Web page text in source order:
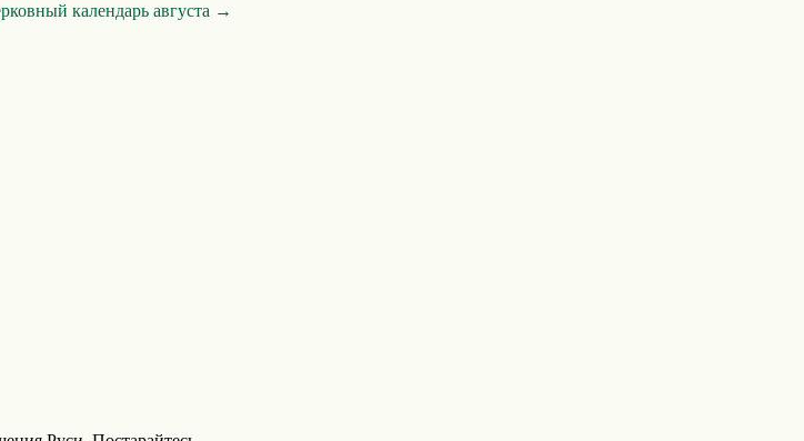
календарь августа →